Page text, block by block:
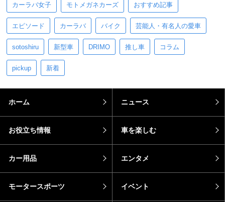
カーラバ女子 モトメガネカーズ おすすめ記事
エピソード カーラバ バイク 芸能人・有名人の愛車
sotoshiru 新型車 DRIMO 推し車 コラム
pickup 新着
ホーム ニュース
お役立ち情報 車を楽しむ
カー用品 エンタメ
モータースポーツ イベント